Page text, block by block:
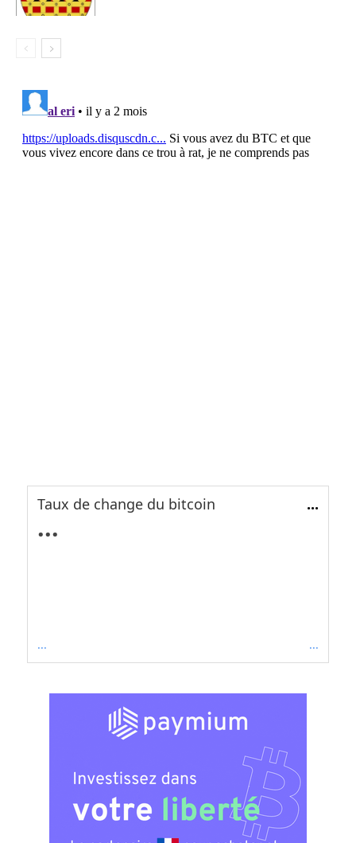
Taux de change du bitcoin ...
...
... ...